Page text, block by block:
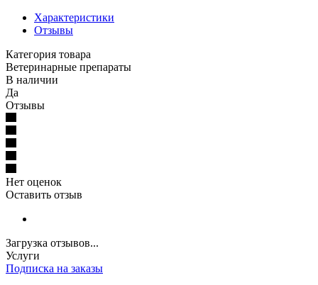
Характеристики
Отзывы
Категория товара
Ветеринарные препараты
В наличии
Да
Отзывы
Нет оценок
Оставить отзыв
Загрузка отзывов...
Услуги
Подписка на заказы